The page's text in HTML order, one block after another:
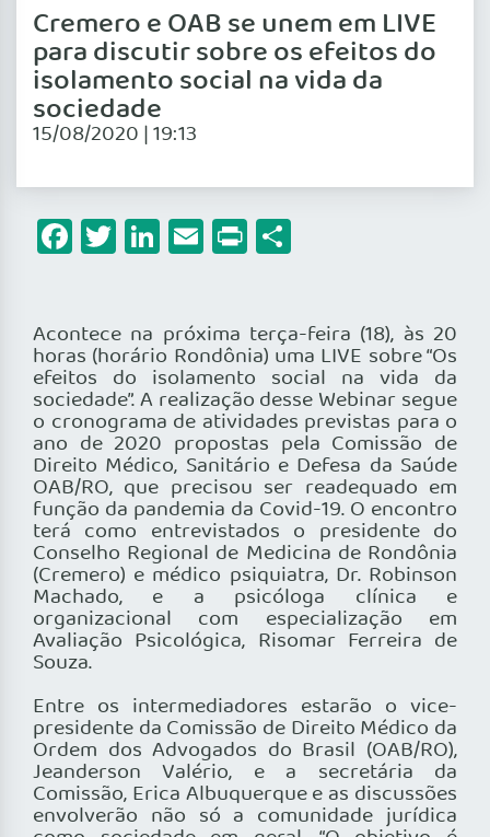
Cremero e OAB se unem em LIVE
para discutir sobre os efeitos do
isolamento social na vida da
sociedade
15/08/2020 | 19:13
Facebook
Twitter
LinkedIn
Email
Print
Acontece na próxima terça-feira (18), às 20
horas (horário Rondônia) uma LIVE sobre “Os
efeitos do isolamento social na vida da
sociedade”. A realização desse Webinar segue
o cronograma de atividades previstas para o
ano de 2020 propostas pela Comissão de
Direito Médico, Sanitário e Defesa da Saúde
OAB/RO, que precisou ser readequado em
função da pandemia da Covid-19. O encontro
terá como entrevistados o presidente do
Conselho Regional de Medicina de Rondônia
(Cremero) e médico psiquiatra, Dr. Robinson
Machado, e a psicóloga clínica e
organizacional com especialização em
Avaliação Psicológica, Risomar Ferreira de
Souza.
Entre os intermediadores estarão o vice-
presidente da Comissão de Direito Médico da
Ordem dos Advogados do Brasil (OAB/RO),
Jeanderson Valério, e a secretária da
Comissão, Erica Albuquerque e as discussões
envolverão não só a comunidade jurídica